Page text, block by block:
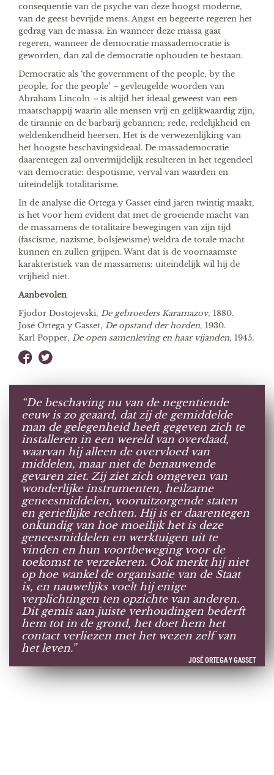
consequentie van de psyche van deze hoogst moderne,
van de geest bevrijde mens. Angst en begeerte regeren het
gedrag van de massa. En wanneer deze massa gaat
regeren, wanneer de democratie massademocratie is
geworden, dan zal de democratie ophouden te bestaan.
Democratie als ‘the government of the people, by the
people, for the people’ – gevleugelde woorden van
Abraham Lincoln –is altijd het ideaal geweest van een
maatschappij waarin alle mensen vrij en gelijkwaardig zijn,
de tirannie en de barbarij gebannen; rede, redelijkheid en
weldenkendheid heersen. Het is de verwezenlijking van
het hoogste beschavingsideaal. De massademocratie
daarentegen zal onvermijdelijk resulteren in het tegendeel
van democratie: despotisme, verval van waarden en
uiteindelijk totalitarisme.
In de analyse die Ortega y Gasset eind jaren twintig maakt,
is het voor hem evident dat met de groeiende macht van
de massamens de totalitaire bewegingen van zijn tijd
(fascisme, nazisme, bolsjewisme) weldra de totale macht
kunnen en zullen grijpen. Want dat is de voornaamste
karakteristiek van de massamens: uiteindelijk wil hij de
vrijheid niet.
Aanbevolen
Fjodor Dostojevski, De gebroeders Karamazov, 1880.
José Ortega y Gasset, De opstand der horden, 1930.
Karl Popper, De open samenleving en haar vijanden, 1945.
“De beschaving nu van de negentiende
eeuw is zo geaard, dat zij de gemiddelde
man de gelegenheid heeft gegeven zich te
installeren in een wereld van overdaad,
waarvan hij alleen de overvloed van
middelen, maar niet de benauwende
gevaren ziet. Zij ziet zich omgeven van
wonderlijke instrumenten, heilzame
geneesmiddelen, vooruitzorgende staten
en gerieflijke rechten. Hij is er daarentegen
onkundig van hoe moeilijk het is deze
geneesmiddelen en werktuigen uit te
vinden en hun voortbeweging voor de
toekomst te verzekeren. Ook merkt hij niet
op hoe wankel de organisatie van de Staat
is, en nauwelijks voelt hij enige
verplichtingen ten opzichte van anderen.
Dit gemis aan juiste verhoudingen bederft
hem tot in de grond, het doet hem het
contact verliezen met het wezen zelf van
het leven.”
JOSÉ ORTEGA Y GASSET